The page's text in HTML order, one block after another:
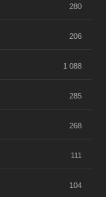
280
206
1 088
285
268
111
104